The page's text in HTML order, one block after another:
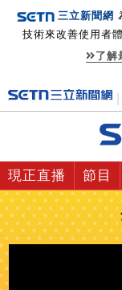
三立新聞網
技術來改善使用者
了解
現正直播 節目